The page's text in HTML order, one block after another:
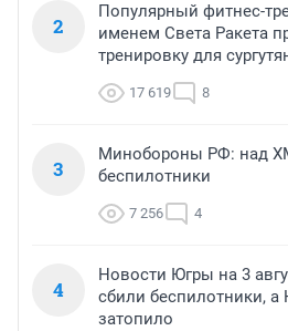
2
Популярный фитнес-
именем Света Ракета
тренировку для
17 619 8
3
Минобороны РФ: над
беспилотники
7 256 4
4
Новости Югры на 3
сбили беспилотники, а
затопило